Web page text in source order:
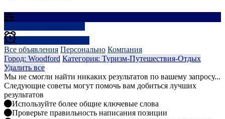
Все объявления Персонально Компания
Город: Woodford Категория: Туризм-Путешествия-Отдых
Удалить все
Мы не смогли найти никаких результатов по вашему запросу...
Следующие советы могут помочь вам добиться лучших
результатов
Используйте более общие ключевые слова
Проверьте правильность написания позиции